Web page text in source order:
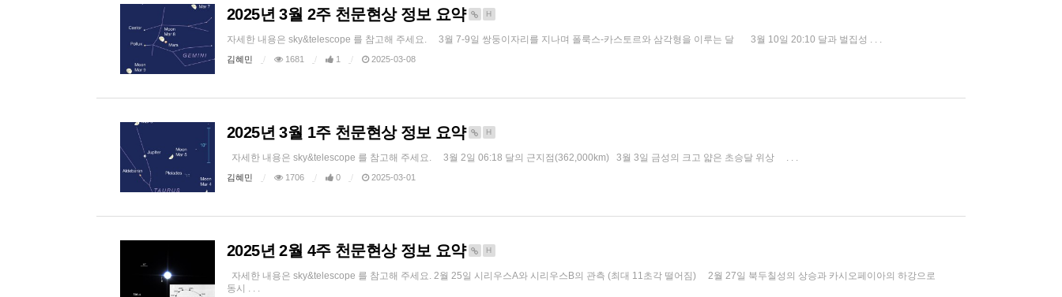
2025년 3월 2주 천문현상 정보 요약 H
자세한 내용은 sky&telescope 를 참고해 주세요. 3월 7-9일 쌍둥이자리를 지나며 폴룩스-카스토르와 삼각형을 이루는 달 3월 10일 20:10 달과 벌집성 . . .
김혜민 1681 1 2025-03-08
2025년 3월 1주 천문현상 정보 요약 H
자세한 내용은 sky&telescope 를 참고해 주세요. 3월 2일 06:18 달의 근지점(362,000km) 3월 3일 금성의 크고 얇은 초승달 위상 . . .
김혜민 1706 0 2025-03-01
2025년 2월 4주 천문현상 정보 요약 H
자세한 내용은 sky&telescope 를 참고해 주세요. 2월 25일 시리우스A와 시리우스B의 관측 (최대 11초각 떨어짐) 2월 27일 북두칠성의 상승과 카시오페이아의 하강으로
동시 . . .